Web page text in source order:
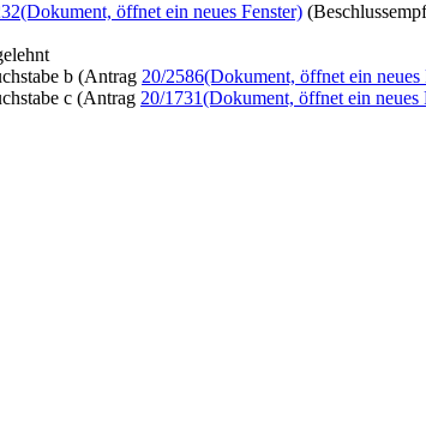
(Dokument, öffnet ein neues Fenster)
b (Antrag 20/2586(Dokument, öffnet ein neues
c (Antrag 20/1731(Dokument, öffnet ein neues